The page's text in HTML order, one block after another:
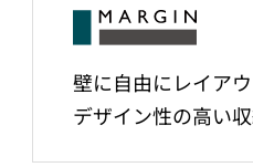
壁に自由にレイア
デザイン性の高い収